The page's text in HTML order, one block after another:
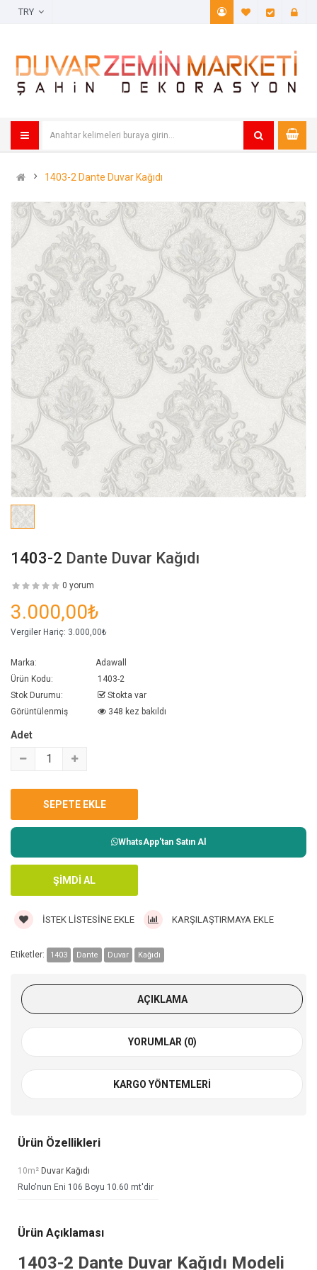
A. Listem
1403-2 Dante Duvar Kağıdı
1403-2 Dante Duvar Kağıdı
0 yorum
3.000,00₺
Vergiler Hariç: 3.000,00₺
Marka:
Adawall
Ürün Kodu:
1403-2
Stok Durumu:
Stokta var
Görüntülenmiş
348 kez bakıldı
Adet
WhatsApp'tan Satın Al
İSTEK LISTESINE EKLE KARŞILAŞTIRMAYA EKLE
Etiketler: 1403 Dante Duvar Kağıdı
AÇIKLAMA
YORUMLAR (0)
KARGO YÖNTEMLERI
Ürün Özellikleri
10m² Duvar Kağıdı
Rulo'nun Eni 106 Boyu 10.60 mt'dir
Ürün Açıklaması
1403-2 Dante Duvar Kağıdı Modeli